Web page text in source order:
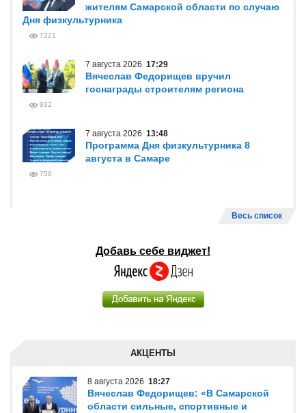
жителям Самарской области по случаю
Дня физкультурника
7221
7 августа 2026 17:29
Вячеслав Федорищев вручил
госнаграды строителям региона
932
7 августа 2026 13:48
Программа Дня физкультурника 8
августа в Самаре
758
Весь список
Добавь себе виджет!
АКЦЕНТЫ
8 августа 2026 18:27
Вячеслав Федорищев: «В Самарской
области сильные, спортивные и